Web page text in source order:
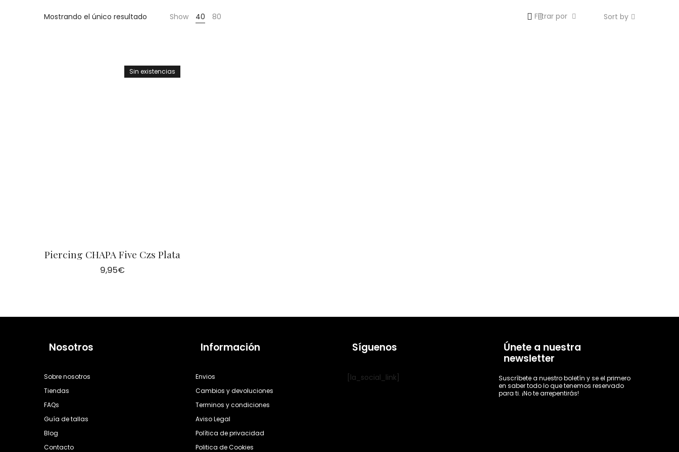
Mostrando el único resultado Show 40 80 Sort by
Filtrar por
Sin existencias
Piercing CHAPA Five Czs Plata
9,95€
Nosotros
Sobre nosotros
Tiendas
FAQs
Guía de tallas
Blog
Contacto
Información
Envios
Cambios y devoluciones
Terminos y condiciones
Aviso Legal
Política de privacidad
Politica de Cookies
Síguenos
[la_social_link]
Únete a nuestra
newsletter
Suscríbete a nuestro boletín y se el primero
en saber todo lo que tenemos reservado
para ti. ¡No te arrepentirás!